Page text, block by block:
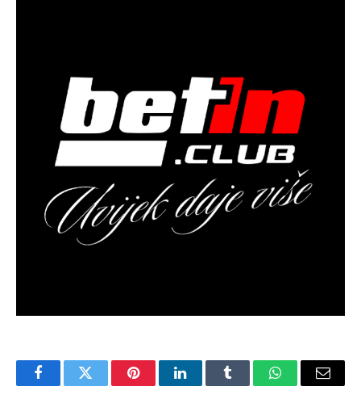
FacebookTwitter PinterestLinkedInTumblr WhatsAppEmail